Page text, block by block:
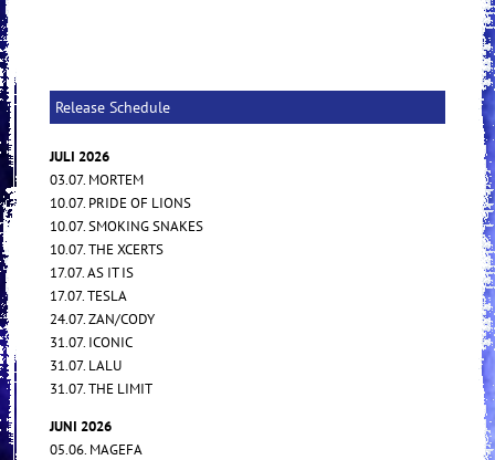
Release Schedule
JULI 2026
03.07. MORTEM
10.07. PRIDE OF LIONS
10.07. SMOKING SNAKES
10.07. THE XCERTS
17.07. AS IT IS
17.07. TESLA
24.07. ZAN/CODY
31.07. ICONIC
31.07. LALU
31.07. THE LIMIT
JUNI 2026
05.06. MAGEFA